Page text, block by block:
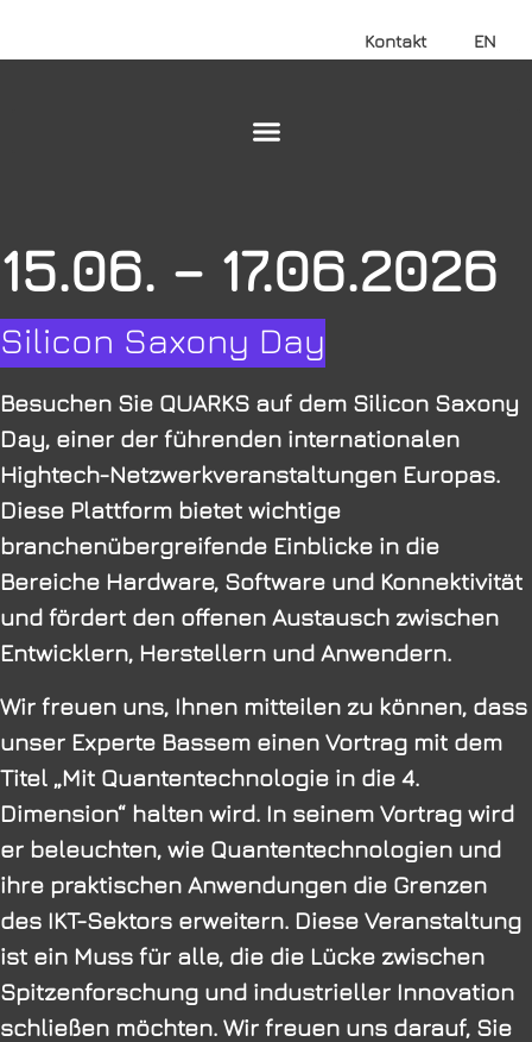
Kontakt EN
15.06. – 17.06.2026
Silicon Saxony Day
Besuchen Sie QUARKS auf dem Silicon Saxony
Day, einer der führenden internationalen
Hightech-Netzwerkveranstaltungen Europas.
Diese Plattform bietet wichtige
branchenübergreifende Einblicke in die
Bereiche Hardware, Software und Konnektivität
und fördert den offenen Austausch zwischen
Entwicklern, Herstellern und Anwendern.
Wir freuen uns, Ihnen mitteilen zu können, dass
unser Experte Bassem einen Vortrag mit dem
Titel „Mit Quantentechnologie in die 4.
Dimension“ halten wird. In seinem Vortrag wird
er beleuchten, wie Quantentechnologien und
ihre praktischen Anwendungen die Grenzen
des IKT-Sektors erweitern. Diese Veranstaltung
ist ein Muss für alle, die die Lücke zwischen
Spitzenforschung und industrieller Innovation
schließen möchten. Wir freuen uns darauf, Sie